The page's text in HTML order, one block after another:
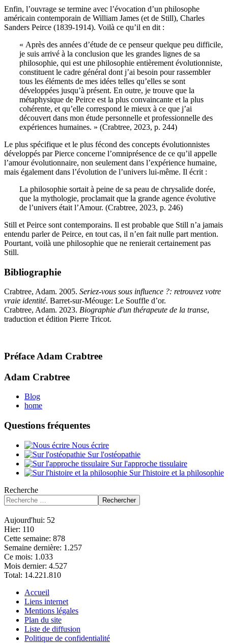
Enfin, l’ouvrage se termine avec l’évocation d’un philosophe
américain contemporain de William James (et de Still), Charles
Sanders Peirce (1839-1914). Voilà ce qu’il en dit :
« Après des années d’étude de ce penseur quelque peu difficile,
je suis arrivé à la conclusion que les grandes lignes de sa
philosophie, qui est une philosophie entièrement évolutionniste,
constituent le cadre général dont j’ai besoin pour rassembler
tous les éléments de mes idées telles qu’elles se sont
développées jusqu’à présent. En outre, je trouve que la
métaphysique de Peirce est la plus convaincante et la plus
cohérente, et qu’elle correspond le mieux à ce que j’ai
découvert dans mon étude personnelle et professionnelle des
expériences humaines. » (Crabtree, 2023, p. 244)
Le plus spécifique et le plus fécond des concepts évolutionnistes
développés par Pierce concerne l’omniprésence de ce qu’il appelle
l’amour évolutionnaire, non seulement dans l’expérience humaine,
mais également dans l’évolution de l’univers lui-même. Il écrit :
La philosophie sortait à peine de sa peau de chrysalide dorée,
que la mythologie, proclamait que la grande agence évolutive
de l’univers était l’Amour. (Crabtree, 2023, p. 246)
Still et Peirce sont contemporains. Il est probable que Still n’a jamais
entendu parler de Peirce, en tout cas, il n’en fait nulle part mention.
Pourtant, voilà une philosophie que ne renierait certainement pas
Still.
Bibliographie
Crabtree, Adam. 2005. Seriez-vous sous influence ?: retrouvez votre
vraie identité. Barret-sur-Méouge: Le Souffle d’or.
Crabtree, Adam. 2023. Biographie d'un thérapeute de la transe,
traduction et édition Pierre Tricot.
Préface Adam Crabtree
Adam Crabtree
Blog
home
Questions fréquentes
Nous écrire
Sur l'ostéopathie
Sur l'approche tissulaire
Sur l'histoire et la philosophie
Recherche
Rechercher
Aujourd'hui: 52
Hier: 110
Cette semaine: 878
Semaine dernière: 1.257
Ce mois: 1.033
Mois dernier: 4.527
Total: 14.221.810
Accueil
Liens internet
Mentions légales
Plan du site
Liste de diffusion
Politique de confidentialité